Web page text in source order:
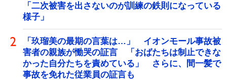
「二次被害を出さないのが訓練の鉄則になっている
様子」
「玖瑠美の最期の言葉は…」 イオンモール事故被
害者の親族が慟哭の証言 「おばたちは制止できな
かった自分たちを責めている」 さらに、間一髪で
事故を免れた従業員の証言も